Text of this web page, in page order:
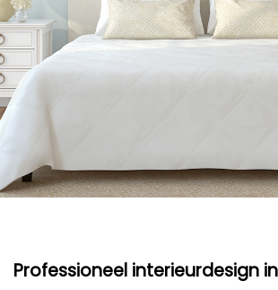
Professioneel interieurdesign